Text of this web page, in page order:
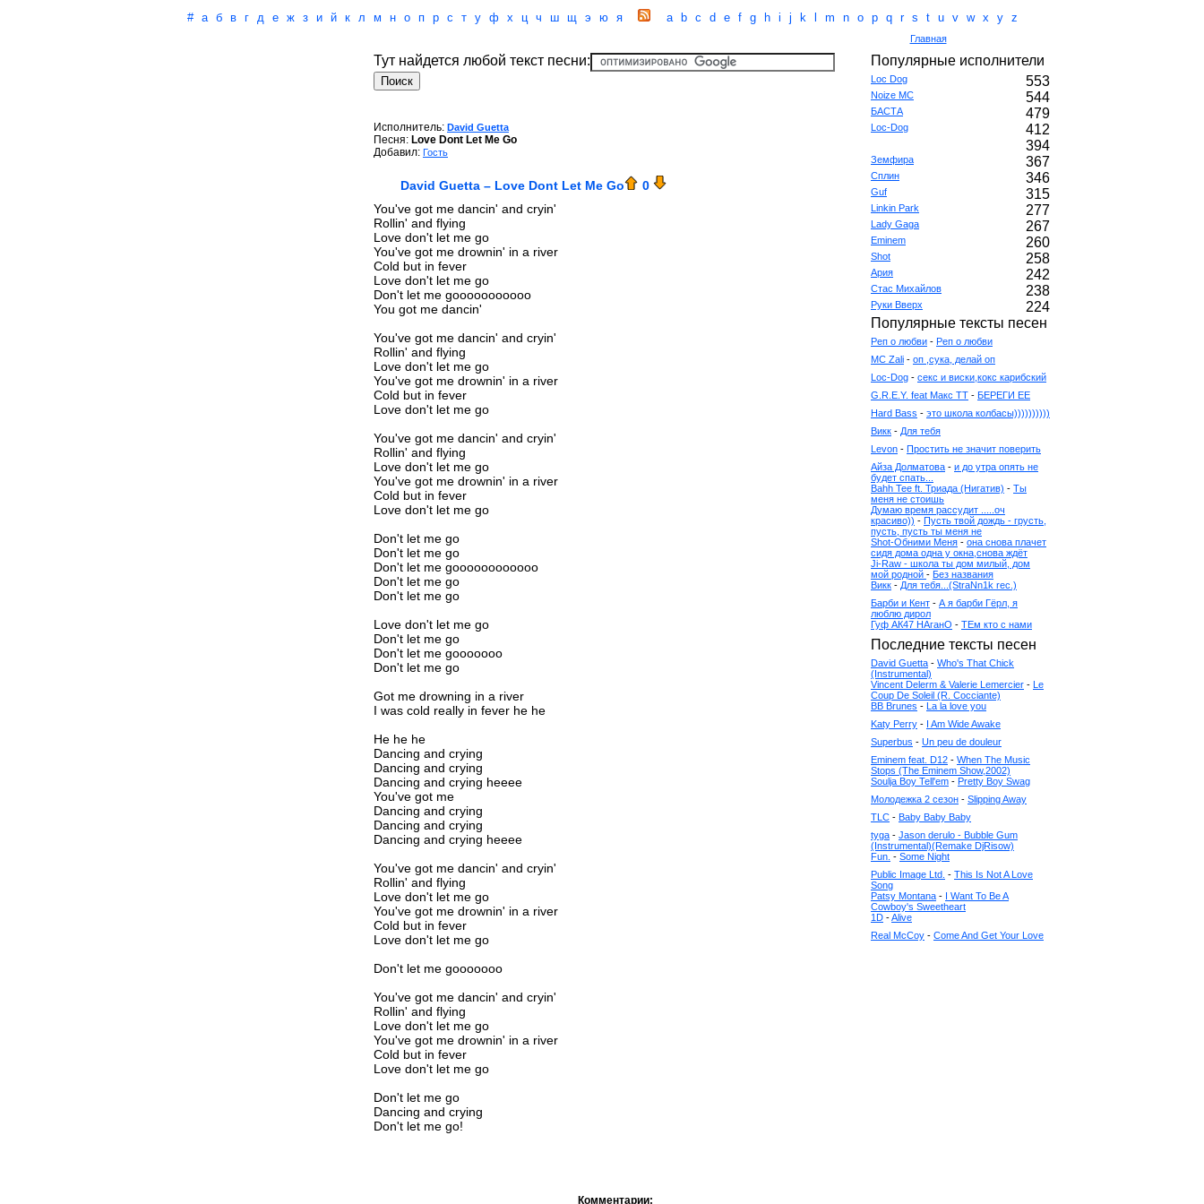
# а б в г д е ж з и й к л м н о п р с т у ф х ц ч ш щ э ю я a b c d e f g h i j k m n o p q r s t u v w x y z
Главная
Тут найдется любой текст песни:
Исполнитель: David Guetta
Песня: Love Dont Let Me Go
Добавил: Гость
David Guetta – Love Dont Let Me Go
0
You've got me dancin' and cryin'
Rollin' and flying
Love don't let me go
You've got me drownin' in a river
Cold but in fever
Love don't let me go
Don't let me gooooooooooo
You got me dancin'
You've got me dancin' and cryin'
Rollin' and flying
Love don't let me go
You've got me drownin' in a river
Cold but in fever
Love don't let me go
You've got me dancin' and cryin'
Rollin' and flying
Love don't let me go
You've got me drownin' in a river
Cold but in fever
Love don't let me go
Don't let me go
Don't let me go
Don't let me goooooooooooo
Don't let me go
Don't let me go
Love don't let me go
Don't let me go
Don't let me gooooooo
Don't let me go
Got me drowning in a river
I was cold really in fever he he
He he he
Dancing and crying
Dancing and crying
Dancing and crying heeee
You've got me
Dancing and crying
Dancing and crying
Dancing and crying heeee
You've got me dancin' and cryin'
Rollin' and flying
Love don't let me go
You've got me drownin' in a river
Cold but in fever
Love don't let me go
Don't let me gooooooo
You've got me dancin' and cryin'
Rollin' and flying
Love don't let me go
You've got me drownin' in a river
Cold but in fever
Love don't let me go
Don't let me go
Dancing and crying
Don't let me go!
Комментарии:
Популярные исполнители
Loc Dog 553
Noize MC 544
БАСТА 479
Loc-Dog
412
394
Земфира 367
Сплин 346
Guf 315
Linkin Park 277
Lady Gaga 267
Eminem 260
Shot 258
Ария 242
Стас Михайлов 238
Руки Вверх
224
Популярные тексты песен
Реп о любви - Реп о любви
MC Zali - оп ,сука, делай оп
Loc-Dog - секс и виски,кокс карибский
G.R.E.Y. feat Макс ТТ - БЕРЕГИ ЕЕ
Hard Bass - это школа колбасы))))))))))
Викк - Для тебя
Levon - Простить не значит поверить
Айза Долматова - и до утра опять не
будет спать...
Bahh Tee ft. Триада (Нигатив) - Ты
меня не стоишь
Думаю время рассудит .....оч
красиво)) - Пусть твой дождь - грусть,
пусть, пусть ты меня не
Shot-Обними Меня - она снова плачет
сидя дома одна у окна,снова ждёт
Ji-Raw - школа ты дом милый, дом
мой родной - Без названия
Викк - Для тебя...(StraNn1k rec.)
Барби и Кент - А я барби Гёрл, я
люблю дирол
Гуф АК47 НАганО - ТЕм кто с нами
Последние тексты песен
David Guetta - Who's That Chick
(Instrumental)
Vincent Delerm & Valerie Lemercier - Le
Coup De Soleil (R. Cocciante)
BB Brunes - La la love you
Katy Perry - I Am Wide Awake
Superbus - Un peu de douleur
Eminem feat. D12 - When The Music
Stops (The Eminem Show,2002)
Soulja Boy Tell'em - Pretty Boy Swag
Молодежка 2 сезон - Slipping Away
TLC - Baby Baby Baby
tyga - Jason derulo - Bubble Gum
(Instrumental)(Remake DjRisow)
Fun. - Some Night
Public Image Ltd. - This Is Not A Love
Song
Patsy Montana - I Want To Be A
Cowboy's Sweetheart
1D -Alive
Real McCoy - Come And Get Your Love